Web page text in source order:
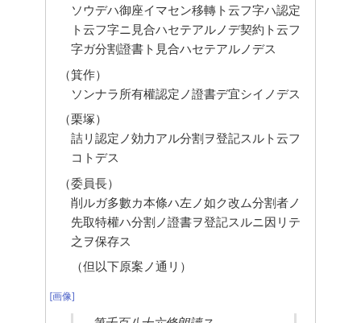
ソウデハ御座イマセン移轉ト云フ字ハ認定
ト云フ字ニ見合ハセテアルノデ契約ト云フ
字ガ分割證書ト見合ハセテアルノデス
（箕作）
ソンナラ所有權認定ノ證書デ宜シイノデス
（栗塚）
詰リ認定ノ効力アル分割ヲ登記スルト云フ
コトデス
（委員長）
削ルガ多數カ本條ハ左ノ如ク改ム分割者ノ
先取特權ハ分割ノ證書ヲ登記スルニ因リテ
之ヲ保存ス
（但以下原案ノ通リ）
[画像]